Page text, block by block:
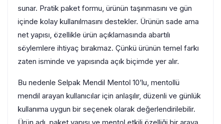
sunar. Pratik paket formu, ürünün taşınmasını ve gün
içinde kolay kullanılmasını destekler. Ürünün sade ama
net yapısı, özellikle ürün açıklamasında abartılı
söylemlere ihtiyaç bırakmaz. Çünkü ürünün temel farkı
zaten isminde ve yapısında açık biçimde yer alır.
Bu nedenle Selpak Mendil Mentol 10’lu, mentollü
mendil arayan kullanıcılar için anlaşılır, düzenli ve günlük
kullanıma uygun bir seçenek olarak değerlendirilebilir.